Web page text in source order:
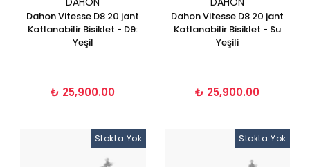
Dahon Vitesse D8 20 jant
Katlanabilir Bisiklet - D9:
Yeşil
₺ 25,900.00
Dahon Vitesse D8 20 jant
Katlanabilir Bisiklet - Su
Yeşili
₺ 25,900.00
Stokta Yok Stokta Yok